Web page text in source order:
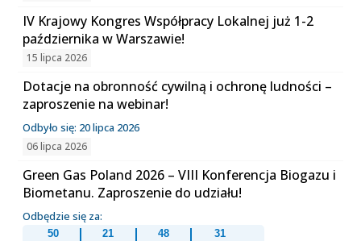
IV Krajowy Kongres Współpracy Lokalnej już 1-2
października w Warszawie!
15 lipca 2026
Dotacje na obronność cywilną i ochronę ludności –
zaproszenie na webinar!
Odbyło się: 20 lipca 2026
06 lipca 2026
Green Gas Poland 2026 – VIII Konferencja Biogazu i
Biometanu. Zaproszenie do udziału!
Odbędzie się za:
50 21 48 31